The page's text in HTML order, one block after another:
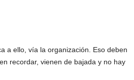
a ello, vía la organización. Eso deben
recordar, vienen de bajada y no hay